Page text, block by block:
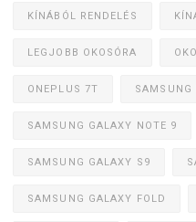
KÍNÁBÓL RENDELÉS
LEGJOBB OKOSÓRA
ONEPLUS 7T SAMSUNG
SAMSUNG GALAXY NOTE 9
SAMSUNG GALAXY S9
SAMSUNG GALAXY FOLD